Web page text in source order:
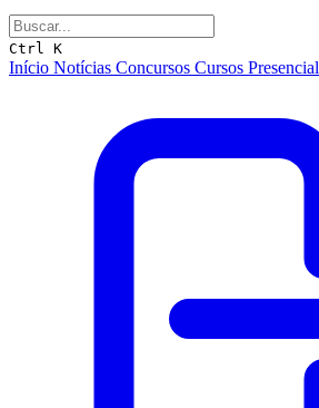
Ctrl K
Início Notícias Concursos Cursos Presencial